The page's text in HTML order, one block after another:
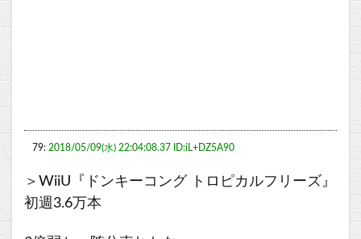
79: 2018/05/09(水) 22:04:08.37 ID:iL+DZ5A90
＞WiiU『ドンキーコング トロピカルフリーズ』
初週3.6万本